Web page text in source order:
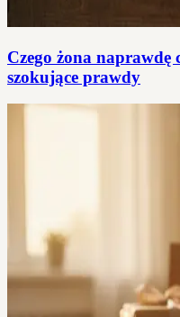
Czego żona
szokujące prawdy